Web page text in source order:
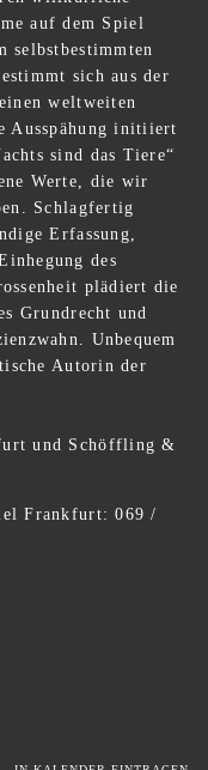
auf dem Spiel
selbstbestimmten
sich aus der
weltweiten
Ausspähung initiiert
sind das Tiere“
Werte, die wir
Schlagfertig
Erfassung,
des
plädiert die
Grundrecht und
Unbequem
Autorin der
und Schöffling &
Frankfurt: 069 /